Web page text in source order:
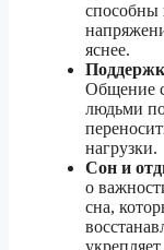
способны
яснее.
Общение
людьми
нагрузки.
Сон и
о
сна,